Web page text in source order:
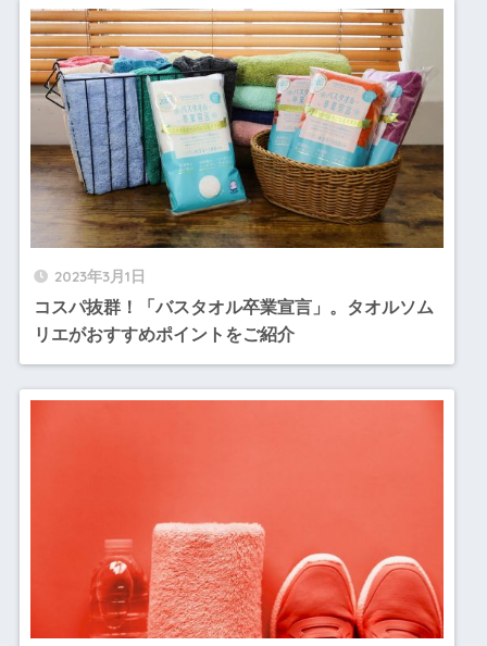
2023年3月1日
コスパ抜群！「バスタオル卒業宣言」。タオルソム
リエがおすすめポイントをご紹介